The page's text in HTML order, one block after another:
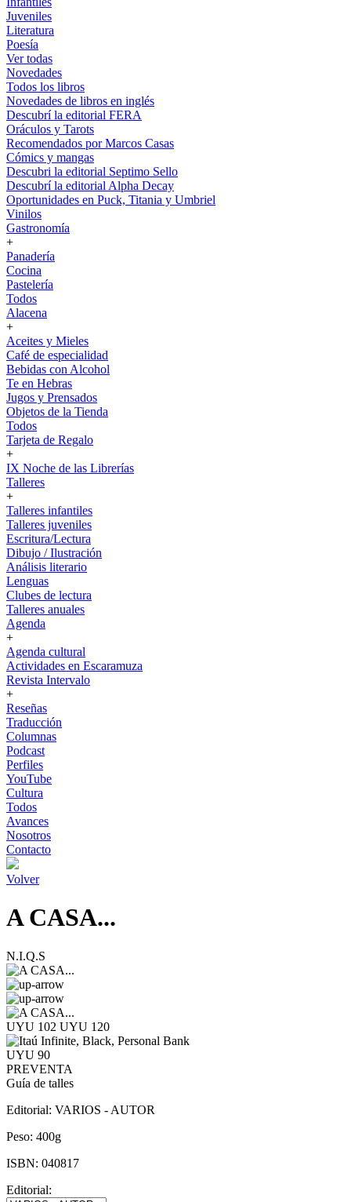
Juveniles
Literatura
Poesía
Ver todas
Novedades
Todos los libros
Novedades de libros en inglés
Descubrí la editorial FERA
Oráculos y Tarots
Recomendados por Marcos Casas
Cómics y mangas
Descubri la editorial Septimo Sello
Descubrí la editorial Alpha Decay
Oportunidades en Puck, Titania y Umbriel
Vinilos
Gastronomía
+
Panadería
Cocina
Pastelería
Todos
Alacena
+
Aceites y Mieles
Café de especialidad
Bebidas con Alcohol
Te en Hebras
Jugos y Prensados
Objetos de la Tienda
Todos
Tarjeta de Regalo
+
IX Noche de las Librerías
Talleres
+
Talleres infantiles
Talleres juveniles
Escritura/Lectura
Dibujo / Ilustración
Análisis literario
Lenguas
Clubes de lectura
Talleres anuales
Agenda
+
Agenda cultural
Actividades en Escaramuza
Revista Intervalo
+
Reseñas
Traducción
Columnas
Podcast
Perfiles
YouTube
Cultura
Todos
Avances
Nosotros
Contacto
Volver
A CASA...
N.I.Q.S
UYU 102 UYU 120
UYU 90
PREVENTA
Guía de talles
Editorial: VARIOS - AUTOR
Peso: 400g
ISBN: 040817
Editorial: